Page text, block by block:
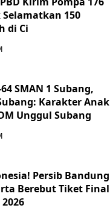
150
di Ci
SMAN 1 Subang,
Karakter Anak
Unggul Subang
Persib Bandung
Berebut Tiket Final